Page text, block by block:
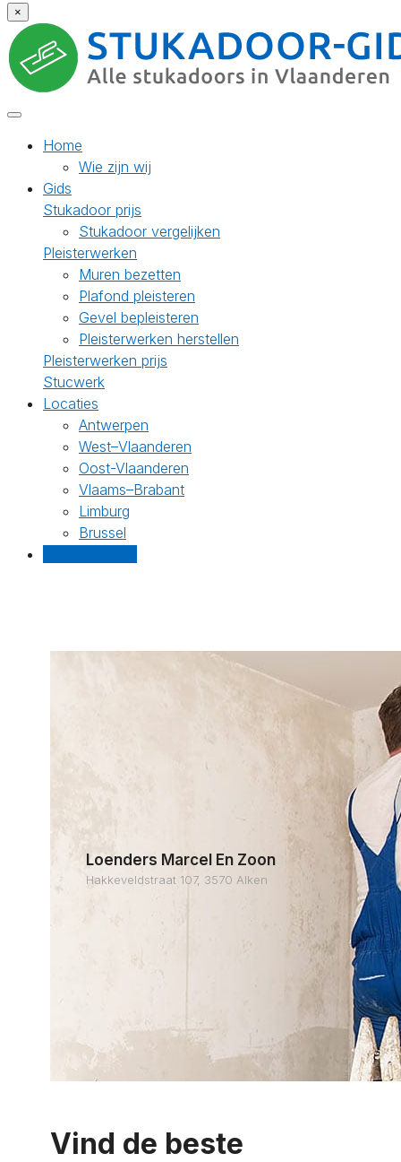
×
Home
Wie zijn wij
Gids
Stukadoor prijs
Stukadoor vergelijken
Pleisterwerken
Muren bezetten
Plafond pleisteren
Gevel bepleisteren
Pleisterwerken herstellen
Pleisterwerken prijs
Stucwerk
Locaties
Antwerpen
West–Vlaanderen
Oost-Vlaanderen
Vlaams–Brabant
Limburg
Brussel
Loenders Marcel En Zoon
Hakkeveldstraat 107, 3570 Alken
Vind de beste